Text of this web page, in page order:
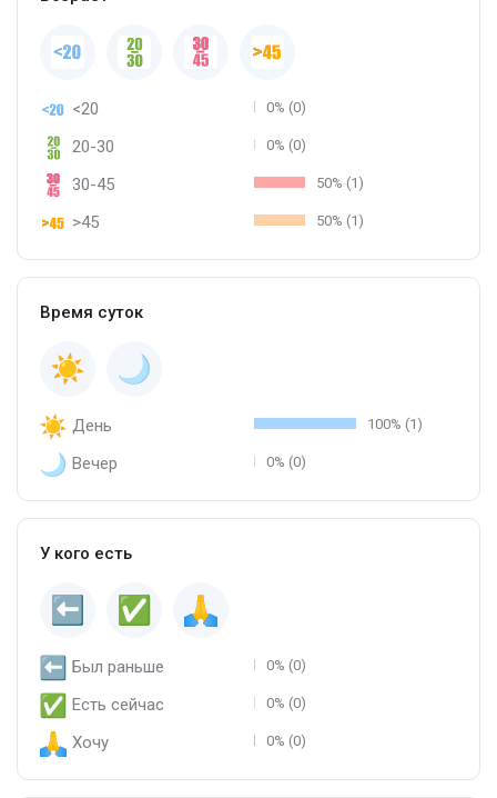
<20 0% (0)
20-30 0% (0)
30-45 50% (1)
>45 50% (1)
Время суток
День 100% (1)
Вечер 0% (0)
У кого есть
Был раньше 0% (0)
Есть сейчас 0% (0)
Хочу 0% (0)